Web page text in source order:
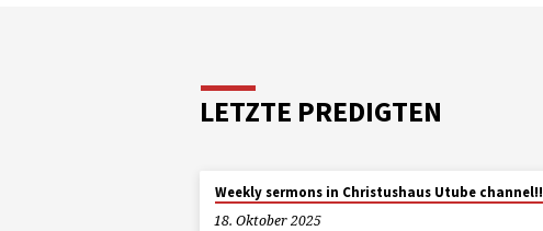
LETZTE PREDIGTEN
Weekly sermons in Christushaus Utube channel!!
18. Oktober 2025